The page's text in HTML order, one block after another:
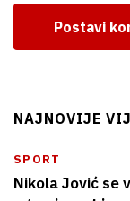
Postavi
NAJNOVIJE
SPORT
Nikola Jović se